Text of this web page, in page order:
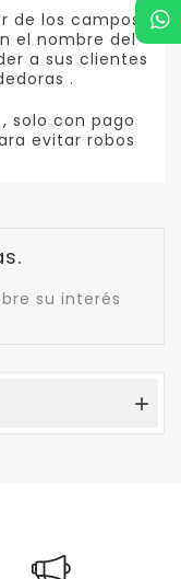
los campos ,
el nombre del
a sus clientes
.
solo con pago
evitar robos
su interés
